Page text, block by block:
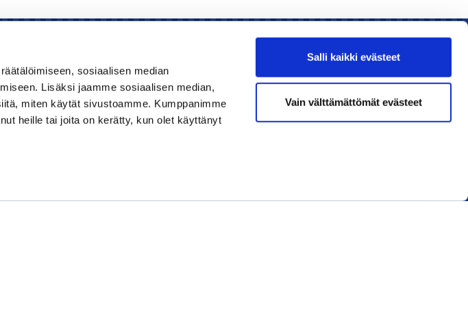
sosiaalisen median
Lisäksi jaamme sosiaalisen median,
miten käytät sivustoamme. Kumppanimme
heille tai joita on kerätty, kun olet käyttänyt
Salli kaikki evästeet
Vain välttämättömät evästeet
Liity jäseneksi